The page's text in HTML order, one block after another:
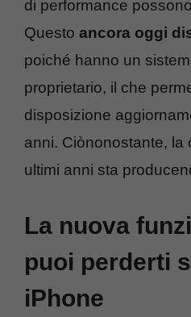
di performance
Questo ancora oggi
poiché hanno un
proprietario, il che
disposizione
anni. Ciònonostante, la
ultimi anni sta
La nuova
puoi perderti
iPhone